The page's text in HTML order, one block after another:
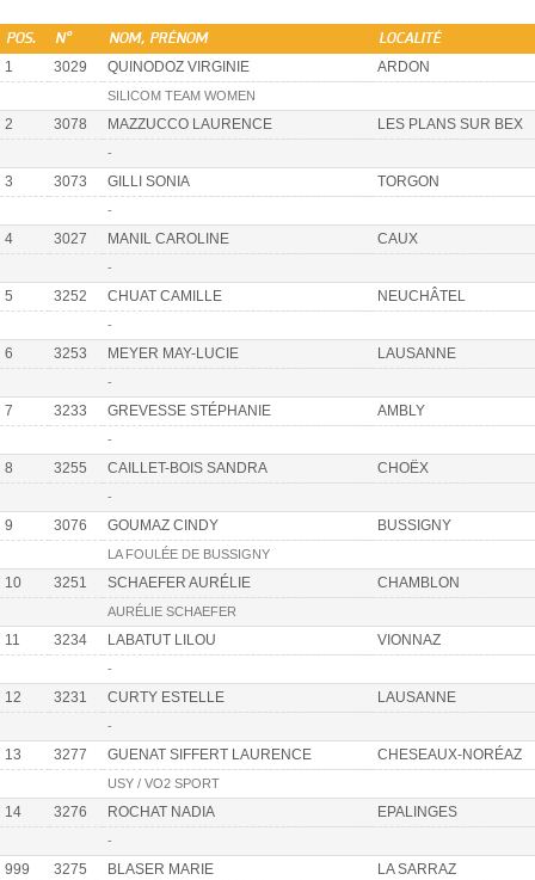
POS. N° NOM, PRÉNOM LOCALITÉ
1 3029 QUINODOZ VIRGINIE ARDON
SILICOM TEAM WOMEN
2 3078 MAZZUCCO LAURENCE LES PLANS SUR BEX
-
3 3073 GILLI SONIA TORGON
-
4 3027 MANIL CAROLINE CAUX
-
5 3252 CHUAT CAMILLE NEUCHÂTEL
-
6 3253 MEYER MAY-LUCIE LAUSANNE
-
7 3233 GREVESSE STÉPHANIE AMBLY
-
8 3255 CAILLET-BOIS SANDRA CHOËX
-
9 3076 GOUMAZ CINDY BUSSIGNY
LA FOULÉE DE BUSSIGNY
10 3251 SCHAEFER AURÉLIE CHAMBLON
AURÉLIE SCHAEFER
11 3234 LABATUT LILOU VIONNAZ
-
12 3231 CURTY ESTELLE LAUSANNE
-
13 3277 GUENAT SIFFERT LAURENCE CHESEAUX-NORÉAZ
USY / VO2 SPORT
14 3276 ROCHAT NADIA EPALINGES
-
999 3275 BLASER MARIE LA SARRAZ